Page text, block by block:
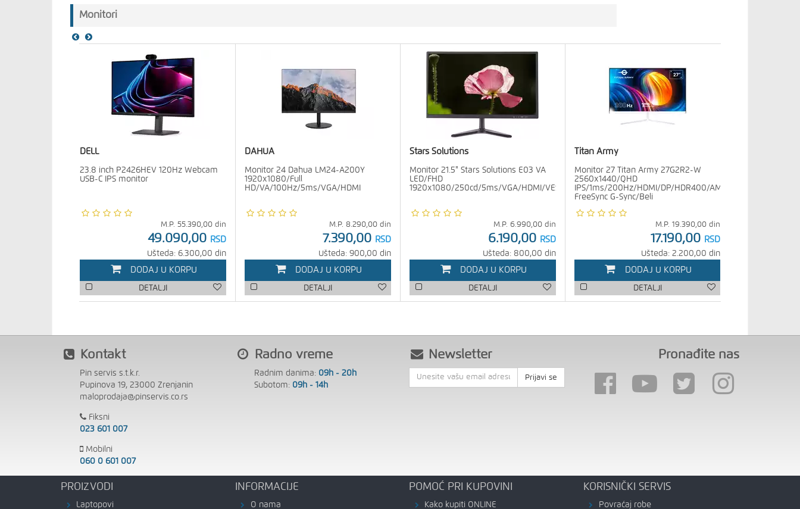
Monitori
DELL
23.8 inch P2426HEV 120Hz Webcam
USB-C IPS monitor
M.P. 55.390,00 din
49.090,00 RSD
Ušteda: 6.300,00 din
DODAJ U KORPU
DETALJI
DAHUA
Monitor 24 Dahua LM24-A200Y
1920x1080/Full
HD/VA/100Hz/5ms/VGA/HDMI
M.P. 8.290,00 din
7.390,00 RSD
Ušteda: 900,00 din
DODAJ U KORPU
DETALJI
Stars Solutions
Monitor 21.5" Stars Solutions E03 VA
LED/FHD
1920x1080/250cd/5ms/VGA/HDMI/VESA
M.P. 6.990,00 din
6.190,00 RSD
Ušteda: 800,00 din
DODAJ U KORPU
DETALJI
Titan Army
Monitor 27 Titan Army 27G2R2-W
2560x1440/QHD
IPS/1ms/200Hz/HDMI/DP/HDR400/AMD
FreeSync G-Sync/Beli
M.P. 19.390,00 din
17.190,00 RSD
Ušteda: 2.200,00 din
DODAJ U KORPU
DETALJI
Kontakt
Pin servis s.t.k.r.
Pupinova 19, 23000 Zrenjanin
maloprodaja@pinservis.co.rs
Fiksni
023 601 007
Mobilni
060 0 601 007
Radno vreme
Radnim danima: 09h - 20h
Subotom: 09h - 14h
Newsletter
Prijavi se
Pronađite nas
PROIZVODI
Laptopovi
INFORMACIJE
O nama
POMOĆ PRI KUPOVINI
Kako kupiti ONLINE
KORISNIČKI SERVIS
Povraćaj robe